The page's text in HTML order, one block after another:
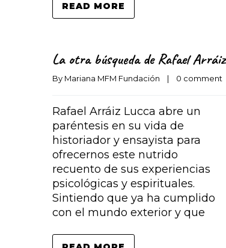
READ MORE
La otra búsqueda de Rafael Arráiz
By Mariana MFM Fundación
    |
0 comment
Rafael Arráiz Lucca abre un
paréntesis en su vida de
historiador y ensayista para
ofrecernos este nutrido
recuento de sus experiencias
psicológicas y espirituales.
Sintiendo que ya ha cumplido
con el mundo exterior y que